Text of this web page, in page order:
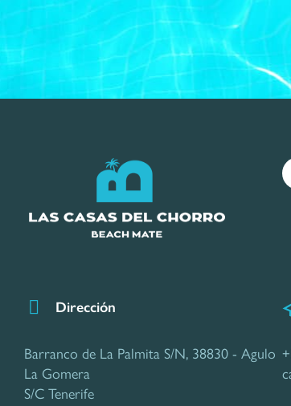
Dirección
Barranco de La Palmita S/N, 38830 - Agulo
La Gomera
S/C Tenerife